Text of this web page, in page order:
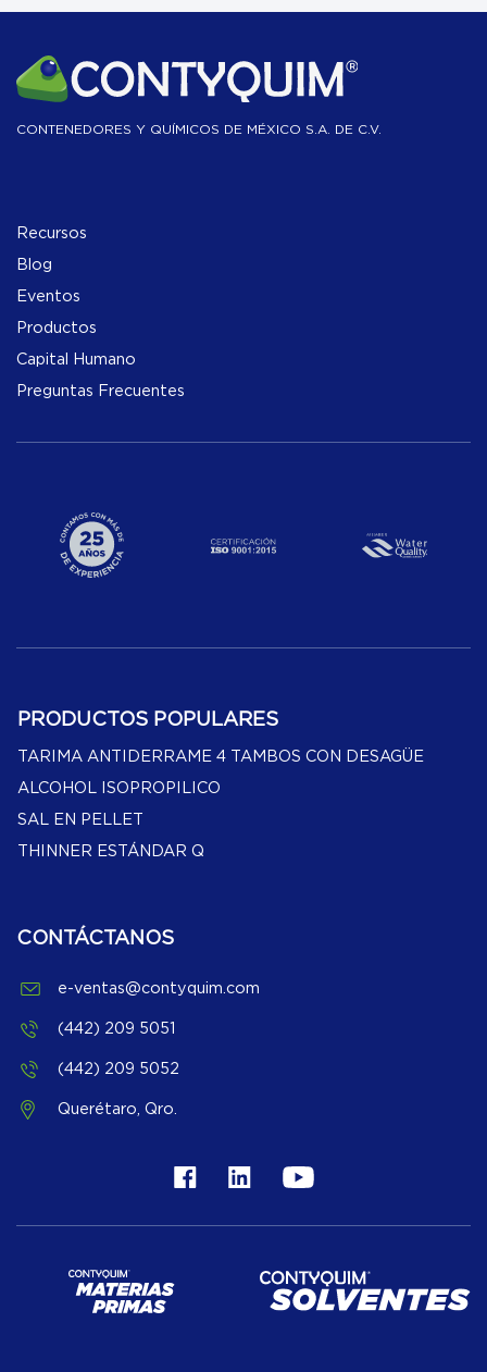
CONTENEDORES Y QUÍMICOS DE MÉXICO S.A. DE C.V.
Recursos
Blog
Eventos
Productos
Capital Humano
Preguntas Frecuentes
PRODUCTOS POPULARES
TARIMA ANTIDERRAME 4 TAMBOS CON DESAGÜE
ALCOHOL ISOPROPILICO
SAL EN PELLET
THINNER ESTÁNDAR Q
CONTÁCTANOS
e-ventas@contyquim.com
(442) 209 5051
(442) 209 5052
Querétaro, Qro.